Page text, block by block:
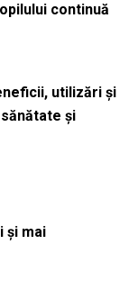
continuă
utilizări și
și
și mai